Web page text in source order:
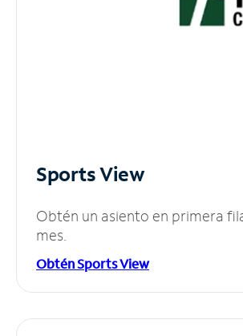
Sports View
Obtén un asiento en primera
mes.
Obtén Sports View